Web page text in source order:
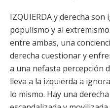
IZQUIERDA y derecha
populismo y al
entre ambas, una
derecha cuestionar y
a una nefasta percepción
lleva a la izquierda a
lo mismo. Hay una